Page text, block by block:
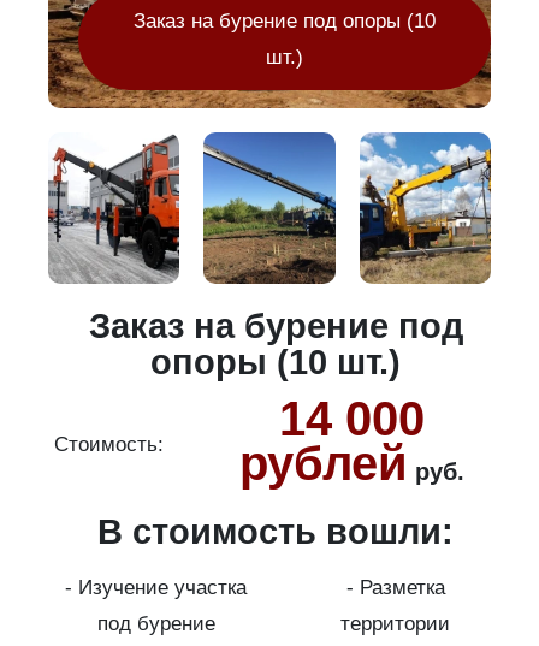
Заказ на бурение под опоры (10
шт.)
Заказ на бурение под
опоры (10 шт.)
Стоимость:
14 000
рублей руб.
В стоимость вошли:
- Изучение участка
под бурение
- Разметка
территории